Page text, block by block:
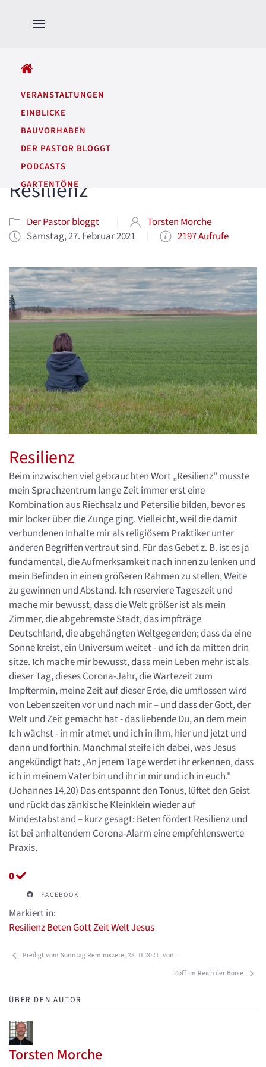
VERANSTALTUNGEN
EINBLICKE
BAUVORHABEN
DER PASTOR BLOGGT
PODCASTS
GARTENTÖNE
Resilienz
Der Pastor bloggt
Torsten Morche
Samstag, 27. Februar 2021
2197 Aufrufe
Resilienz
Beim inzwischen viel gebrauchten Wort „Resilienz" musste
mein Sprachzentrum lange Zeit immer erst eine
Kombination aus Riechsalz und Petersilie bilden, bevor es
mir locker über die Zunge ging. Vielleicht, weil die damit
verbundenen Inhalte mir als religiösem Praktiker unter
anderen Begriffen vertraut sind. Für das Gebet z. B. ist es ja
fundamental, die Aufmerksamkeit nach innen zu lenken und
mein Befinden in einen größeren Rahmen zu stellen, Weite
zu gewinnen und Abstand. Ich reserviere Tageszeit und
mache mir bewusst, dass die Welt größer ist als mein
Zimmer, die abgebremste Stadt, das impfträge
Deutschland, die abgehängten Weltgegenden; dass da eine
Sonne kreist, ein Universum weitet - und ich da mitten drin
sitze. Ich mache mir bewusst, dass mein Leben mehr ist als
dieser Tag, dieses Corona-Jahr, die Wartezeit zum
Impftermin, meine Zeit auf dieser Erde, die umflossen wird
von Lebenszeiten vor und nach mir – und dass der Gott, der
Welt und Zeit gemacht hat - das liebende Du, an dem mein
Ich wächst - in mir atmet und ich in ihm, hier und jetzt und
dann und forthin. Manchmal steife ich dabei, was Jesus
angekündigt hat: „An jenem Tage werdet ihr erkennen, dass
ich in meinem Vater bin und ihr in mir und ich in euch."
(Johannes 14,20) Das entspannt den Tonus, lüftet den Geist
und rückt das zänkische Kleinklein wieder auf
Mindestabstand – kurz gesagt: Beten fördert Resilienz und
ist bei anhaltendem Corona-Alarm eine empfehlenswerte
Praxis.
0
FACEBOOK
Markiert in:
ResilienzBeten GottZeitWeltJesus
Predigt vom Sonntag Reminiszere, 28. II 2021, von ...
Zoff im Reich der Börse
ÜBER DEN AUTOR
Torsten Morche